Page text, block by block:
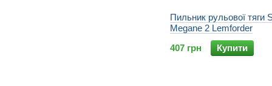
Пильник рульової тяги
Megane 2 Lemforder
407 грн
Купити